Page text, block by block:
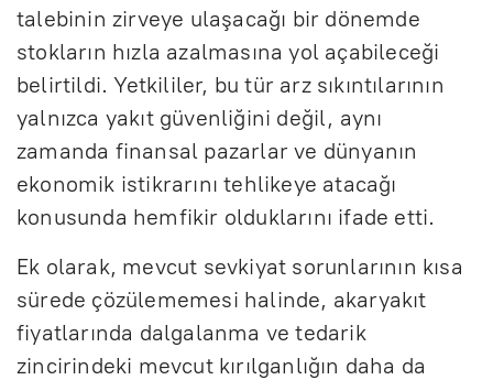
talebinin zirveye ulaşacağı bir dönemde
stokların hızla azalmasına yol açabileceği
belirtildi. Yetkililer, bu tür arz sıkıntılarının
yalnızca yakıt güvenliğini değil, aynı
zamanda finansal pazarlar ve dünyanın
ekonomik istikrarını tehlikeye atacağı
konusunda hemfikir olduklarını ifade etti.
Ek olarak, mevcut sevkiyat sorunlarının kısa
sürede çözülememesi halinde, akaryakıt
fiyatlarında dalgalanma ve tedarik
zincirindeki mevcut kırılganlığın daha da